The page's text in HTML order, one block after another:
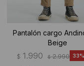
Pantalón cargo
Beige
$ 1.990 $ 2.990 33
Shorts de baño